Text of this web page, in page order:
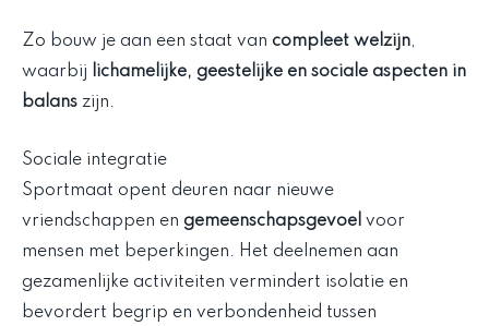
Zo bouw je aan een staat van compleet welzijn,
waarbij lichamelijke, geestelijke en sociale aspecten in
balans zijn.
Sociale integratie
Sportmaat opent deuren naar nieuwe
vriendschappen en gemeenschapsgevoel voor
mensen met beperkingen. Het deelnemen aan
gezamenlijke activiteiten vermindert isolatie en
bevordert begrip en verbondenheid tussen